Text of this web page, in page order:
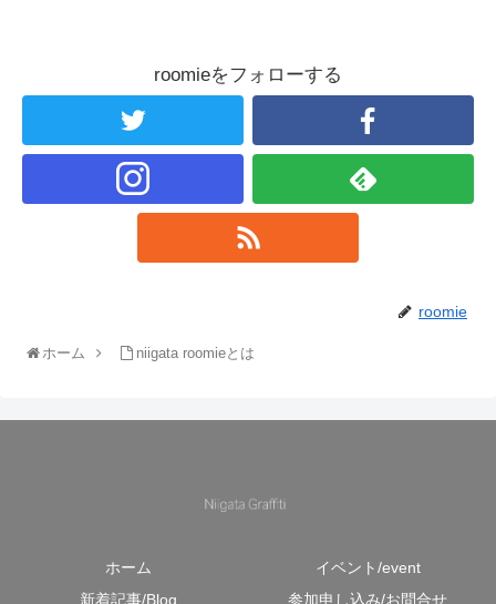
roomieをフォローする
roomie
ホーム niigata roomieとは
ホーム
イベント/event
新着記事/Blog
参加申し込み/お問合せ